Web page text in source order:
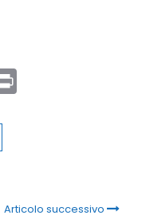
Articolo successivo